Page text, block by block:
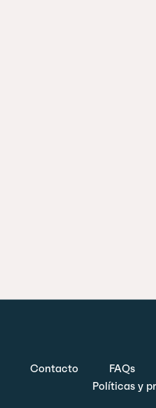
Contacto FAQs
Políticas y